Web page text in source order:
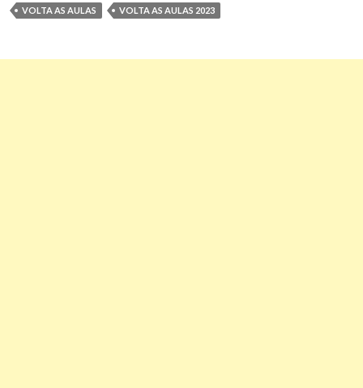
VOLTA AS AULAS
VOLTA AS AULAS 2023